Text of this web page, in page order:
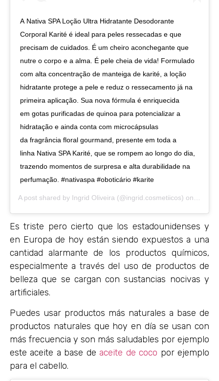
A Nativa SPA Loção Ultra Hidratante Desodorante
Corporal Karité é ideal para peles ressecadas e que
precisam de cuidados. É um cheiro aconchegante que
nutre o corpo e a alma. É pele cheia de vida! Formulado
com alta concentração de manteiga de karité, a loção
hidratante protege a pele e reduz o ressecamento já na
primeira aplicação. Sua nova fórmula é enriquecida
em gotas purificadas de quinoa para potencializar a
hidratação e ainda conta com microcápsulas
da fragrância floral gourmand, presente em toda a
linha Nativa SPA Karité, que se rompem ao longo do dia,
trazendo momentos de surpresa e alta durabilidade na
perfumação. #nativaspa #oboticário #karite
A post shared by Ingrid Oliveira (@ingrid.cosmetiicos) on
Es triste pero cierto que los estadounidenses y
en Europa de hoy están siendo expuestos a una
cantidad alarmante de los productos químicos,
especialmente a través del uso de productos de
belleza que se cargan con sustancias nocivas y
artificiales.
Puedes usar productos más naturales a base de
productos naturales que hoy en día se usan con
más frecuencia y son más saludables por ejemplo
este aceite a base de aceite de coco por ejemplo
para el cabello.